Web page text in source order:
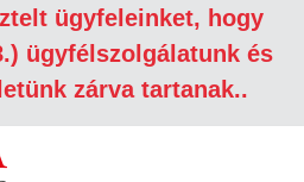
ügyfeleinket, hogy
ügyfélszolgálatunk és
zárva tartanak..